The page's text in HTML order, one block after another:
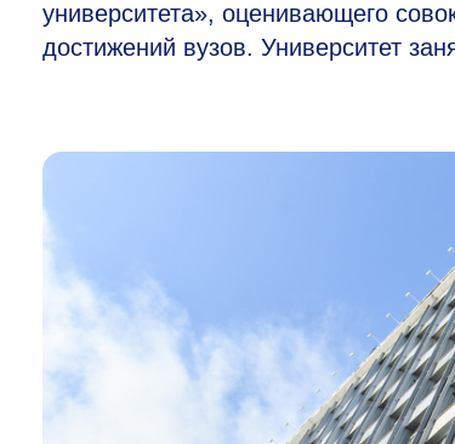
университета», оценивающего
достижений вузов. Университет